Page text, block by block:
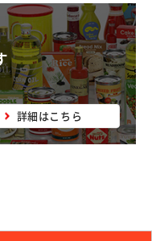
詳細はこちら